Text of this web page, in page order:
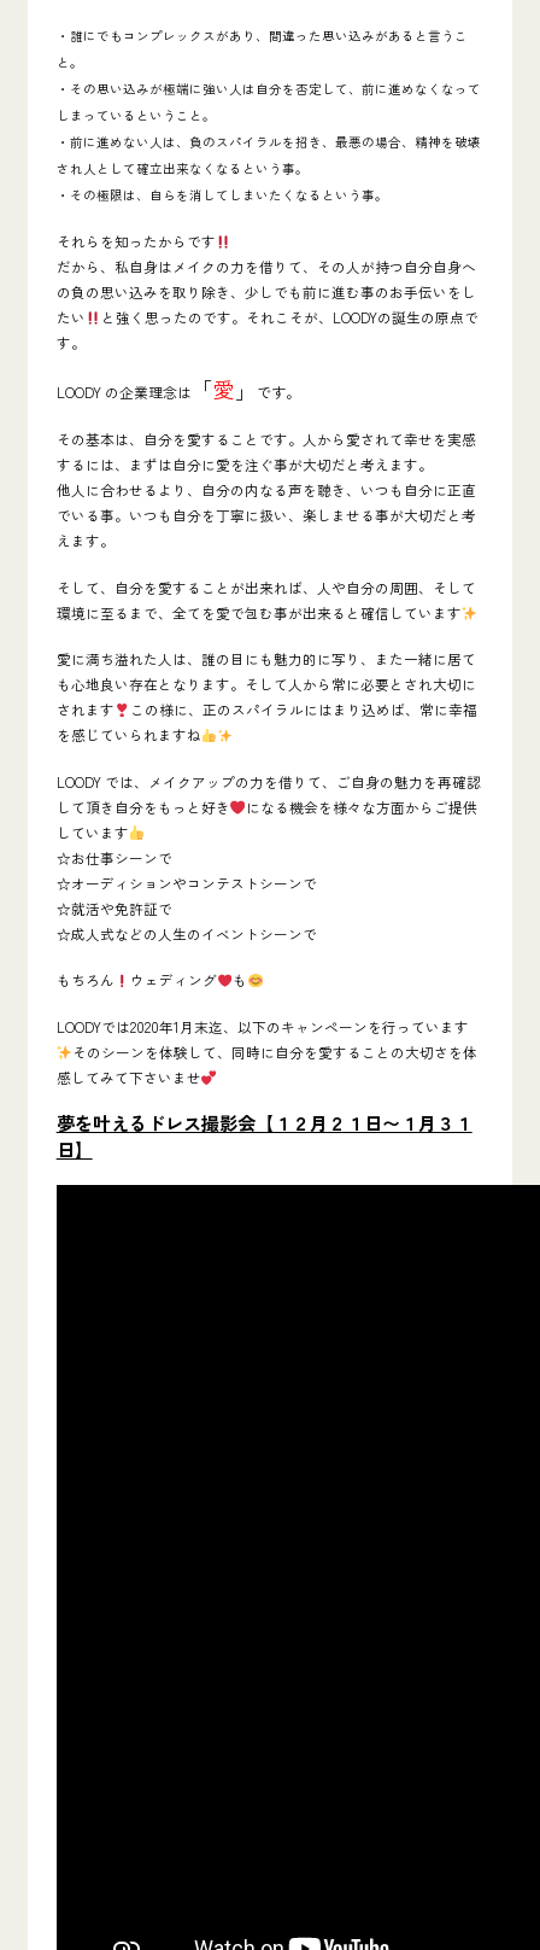
・誰にでもコンプレックスがあり、間違った思い込みがあると言うこ
と。
・その思い込みが極端に強い人は自分を否定して、前に進めなくなって
しまっているということ。
・前に進めない人は、負のスパイラルを招き、最悪の場合、精神を破壊
され人として確立出来なくなるという事。
・その極限は、自らを消してしまいたくなるという事。
それらを知ったからです
だから、私自身はメイクの力を借りて、その人が持つ自分自身へ
の負の思い込みを取り除き、少しでも前に進む事のお手伝いをし
たい
と強く思ったのです。それこそが、LOODYの誕生の原点で
す。
LOODY の企業理念は 「愛 」 です。
その基本は、自分を愛することです。人から愛されて幸せを実感
するには、まずは自分に愛を注ぐ事が大切だと考えます。
他人に合わせるより、自分の内なる声を聴き、いつも自分に正直
でいる事。 いつも自分を丁寧に扱い、楽しませる事が大切だと考
えます。
そして、自分を愛することが出来れば、人や自分の周囲、そして
環境に至るまで、全てを愛で包む事が出来ると確信しています
愛に満ち溢れた人は、誰の目にも魅力的に写り、また一緒に居て
も心地良い存在となります。そして人から常に必要とされ大切に
されます
この様に、正のスパイラルにはまり込めば、常に幸福
を感じていられますね
LOODY では、メイクアップの力を借りて、ご自身の魅力を再確認
して頂き自分をもっと好き
になる機会を様々な方面からご提供
しています
☆お仕事シーンで
☆オーディションやコンテストシーンで
☆就活や免許証で
☆成人式などの人生のイベントシーンで
もちろん ウェディング も
LOODYでは2020年1月末迄、以下のキャンペーンを行っています
そのシーンを体験して、同時に自分を愛することの大切さを体
感してみて下さいませ
夢を叶えるドレス撮影会【１２月２１日〜１月３１
日】